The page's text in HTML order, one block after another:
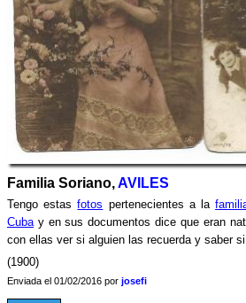
Familia Soriano,AVILES
Tengo estasfotos pertenecientes a la
Cubay en sus documentos dice que eran
con ellas ver si alguien las recuerda y saber
(1900)
Enviada el 01/02/2016 por josefi